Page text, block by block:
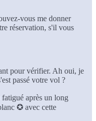
vous me donner
réservation, s'il vous
pour vérifier. Ah oui, je
passé votre vol ?
fatigué après un long
✪ avec cette